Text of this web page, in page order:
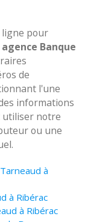
ligne pour
Banque
de
l'une
informations
utiliser notre
ou une
à
à Ribérac
à Ribérac